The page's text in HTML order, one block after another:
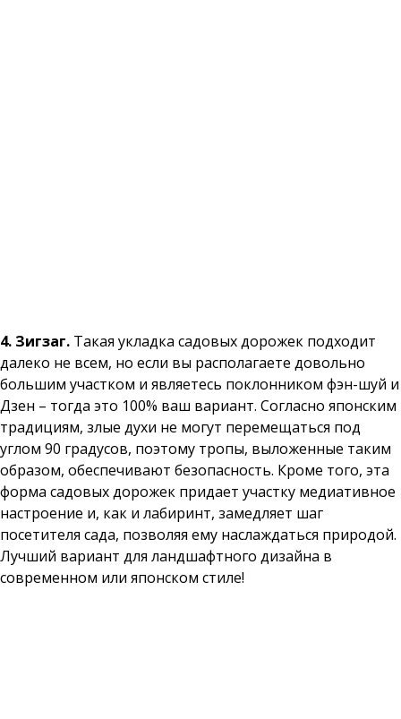
4. Зигзаг. Такая укладка садовых дорожек подходит
далеко не всем, но если вы располагаете довольно
большим участком и являетесь поклонником фэн-шуй и
Дзен – тогда это 100% ваш вариант. Согласно японским
традициям, злые духи не могут перемещаться под
углом 90 градусов, поэтому тропы, выложенные таким
образом, обеспечивают безопасность. Кроме того, эта
форма садовых дорожек придает участку медиативное
настроение и, как и лабиринт, замедляет шаг
посетителя сада, позволяя ему наслаждаться природой.
Лучший вариант для ландшафтного дизайна в
современном или японском стиле!